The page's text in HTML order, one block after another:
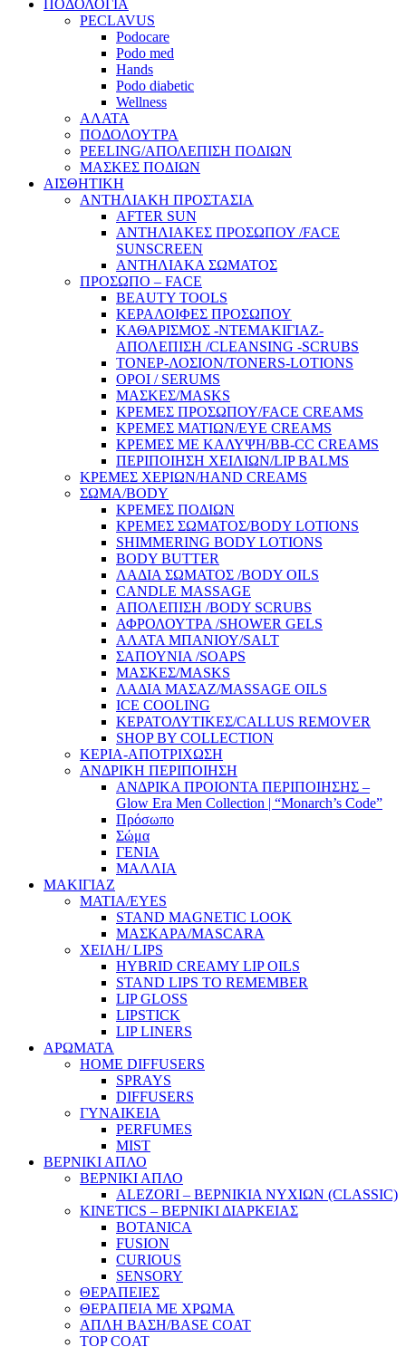
ΠΟΔΟΛΟΓΙΑ
PECLAVUS
Podocare
Podo med
Hands
Podo diabetic
Wellness
ΑΛΑΤΑ
ΠΟΔΟΛΟΥΤΡΑ
PEELING/ΑΠΟΛΕΠΙΣΗ ΠΟΔΙΩΝ
ΜΑΣΚΕΣ ΠΟΔΙΩΝ
ΑΙΣΘΗΤΙΚΗ
ΑΝΤΗΛΙΑΚΗ ΠΡΟΣΤΑΣΙΑ
AFTER SUN
ΑΝΤΗΛΙΑΚΕΣ ΠΡΟΣΩΠΟΥ /FACE
SUNSCREEN
ΑΝΤΗΛΙΑΚΑ ΣΩΜΑΤΟΣ
ΠΡΟΣΩΠΟ – FACE
BEAUTY TOOLS
ΚΕΡΑΛΟΙΦΕΣ ΠΡΟΣΩΠΟΥ
ΚΑΘΑΡΙΣΜΟΣ -ΝΤΕΜΑΚΙΓΙΑΖ-
ΑΠΟΛΕΠΙΣΗ /CLEANSING -SCRUBS
ΤΟΝΕΡ-ΛΟΣΙΟΝ/TONERS-LOTIONS
ΟΡΟΙ / SERUMS
ΜΑΣΚΕΣ/MASKS
ΚΡΕΜΕΣ ΠΡΟΣΩΠΟΥ/FACE CREAMS
ΚΡΕΜΕΣ ΜΑΤΙΩΝ/EYE CREAMS
ΚΡΕΜΕΣ ΜΕ ΚΑΛΥΨΗ/BB-CC CREAMS
ΠΕΡΙΠΟΙΗΣΗ ΧΕΙΛΙΩΝ/LIP BALMS
ΚΡΕΜΕΣ ΧΕΡΙΩΝ/HAND CREAMS
ΣΩΜΑ/BODY
ΚΡΕΜΕΣ ΠΟΔΙΩΝ
ΚΡΕΜΕΣ ΣΩΜΑΤΟΣ/BODY LOTIONS
SHIMMERING BODY LOTIONS
BODY BUTTER
ΛΑΔΙΑ ΣΩΜΑΤΟΣ /BODY OILS
CANDLE MASSAGE
ΑΠΟΛΕΠΙΣΗ /BODY SCRUBS
ΑΦΡΟΛΟΥΤΡΑ /SHOWER GELS
ΑΛΑΤΑ ΜΠΑΝΙΟΥ/SALT
ΣΑΠΟΥΝΙΑ /SOAPS
ΜΑΣΚΕΣ/MASKS
ΛΑΔΙΑ ΜΑΣΑΖ/MASSAGE OILS
ICE COOLING
ΚΕΡΑΤΟΛΥΤΙΚΕΣ/CALLUS REMOVER
SHOP BY COLLECTION
ΚΕΡΙΑ-ΑΠΟΤΡΙΧΩΣΗ
ΑΝΔΡΙΚΗ ΠΕΡΙΠΟΙΗΣΗ
ΑΝΔΡΙΚΑ ΠΡΟΙΟΝΤΑ ΠΕΡΙΠΟΙΗΣΗΣ –
Glow Era Men Collection | “Monarch’s Code”
Πρόσωπο
Σώμα
ΓΕΝΙΑ
ΜΑΛΛΙΑ
ΜΑΚΙΓΙΑΖ
ΜΑΤΙΑ/EYES
STAND MAGNETIC LOOK
ΜΑΣΚΑΡΑ/MASCARA
ΧΕΙΛΗ/ LIPS
HYBRID CREAMY LIP OILS
STAND LIPS TO REMEMBER
LIP GLOSS
LIPSTICK
LIP LINERS
ΑΡΩΜΑΤΑ
HOME DIFFUSERS
SPRAYS
DIFFUSERS
ΓΥΝΑΙΚΕΙΑ
PERFUMES
MIST
ΒΕΡΝΙΚΙ ΑΠΛΟ
ΒΕΡΝΙΚΙ ΑΠΛΟ
ALEZORI – ΒΕΡΝΙΚΙΑ ΝΥΧΙΩΝ (CLASSIC)
KINETICS – ΒΕΡΝΙΚΙ ΔΙΑΡΚΕΙΑΣ
BOTANICA
FUSION
CURIOUS
SENSORY
ΘΕΡΑΠΕΙΕΣ
ΘΕΡΑΠΕΙΑ ΜΕ ΧΡΩΜΑ
ΑΠΛΗ ΒΑΣΗ/BASE COAT
TOP COAT